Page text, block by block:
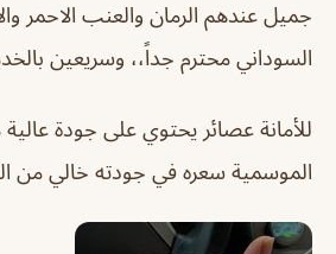
جميل عندهم الرمان والعنب الاحمر
السوداني محترم جداً،، وسريعين
للأمانة عصائر يحتوي على جودة عالية
الموسمية سعره في جودته خالي من